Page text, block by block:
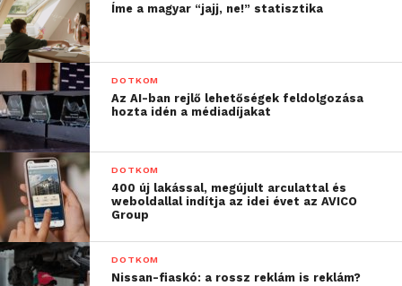
Íme a magyar “jajj, ne!” statisztika
DOTKOM
Az AI-ban rejlő lehetőségek feldolgozása
hozta idén a médiadíjakat
DOTKOM
400 új lakással, megújult arculattal és
weboldallal indítja az idei évet az AVICO
Group
DOTKOM
Nissan-fiaskó: a rossz reklám is reklám?